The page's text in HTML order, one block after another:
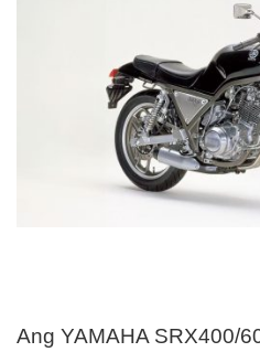
Ang YAMAHA SRX400/